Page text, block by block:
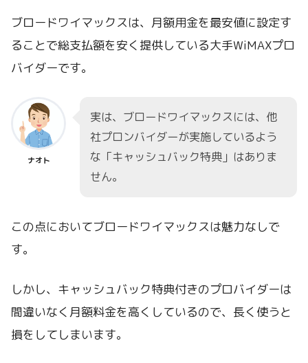
ブロードワイマックスは、月額用金を最安値に設定す
ることで総支払額を安く提供している大手WiMAXプロ
バイダーです。
ナオト
実は、ブロードワイマックスには、他
社プロンバイダーが実施しているよう
な「キャッシュバック特典」はありま
せん。
この点においてブロードワイマックスは魅力なしで
す。
しかし、キャッシュバック特典付きのプロバイダーは
間違いなく月額料金を高くしているので、長く使うと
損をしてしまいます。